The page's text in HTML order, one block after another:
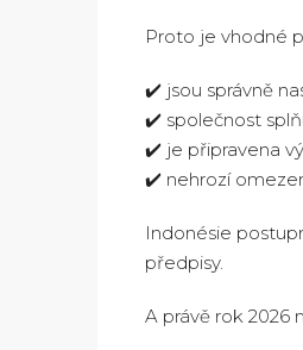
Proto je vhodné
✔️ jsou správně
✔️ společnost
✔️ je připravena
✔️ nehrozí
Indonésie
předpisy.
A právě rok 2026